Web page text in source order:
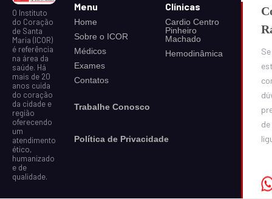
O Instituto
do Coração
de Santa
Maria (ICOR)
é referência
na área da
saúde. Há
mais de 20
anos cuida
do coração
da cidade e
região
oferecendo
um
atendimento
ético,
humanizado
e de
qualidade.
Menu
Home
Sobre o ICOR
Médicos
Exames
Contatos
Trabalhe Conosco
Política de Privacidade
Clínicas
Cardio Centro
Pinheiro
Machado
Hemodinâmica